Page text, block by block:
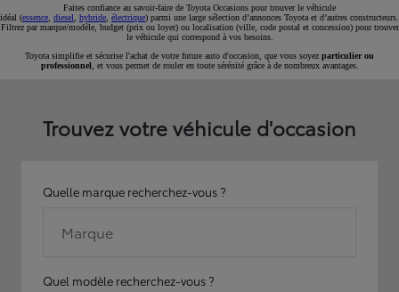
Faites confiance au savoir-faire de Toyota Occasions pour trouver le véhicule
idéal (essence diesel hybride électrique) parmi une large sélection d’annonces Toyota et d’autres constructeurs.
Filtrez par marque/modèle, budget (prix ou loyer) ou localisation (ville, code postal et concession) pour trouver
le véhicule qui correspond à vos besoins.
Toyota simplifie et sécurise l'achat de votre future auto d'occasion, que vous soyez particulier ou
professionnel , et vous permet de rouler en toute sérénité grâce à de nombreux avantages.
Trouvez votre véhicule d'occasion
Quelle marque recherchez-vous ?
Marque
Quel modèle recherchez-vous ?